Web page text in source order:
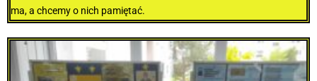
ma, a chcemy o nich pamiętać.